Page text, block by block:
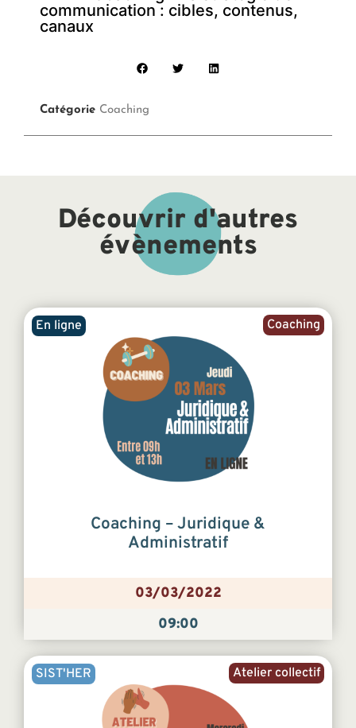
communication : cibles, contenus,
canaux
Catégorie Coaching
Découvrir d'autres
évènements
Coaching
En ligne
Coaching – Juridique &
Administratif
03/03/2022
09:00
Atelier collectif
SIST'HER